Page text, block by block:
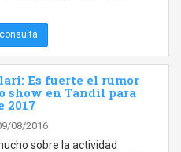
Es fuerte el rumor
show en Tandil para
2017
08/2016
sobre la actividad